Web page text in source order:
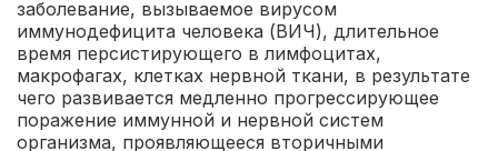
заболевание, вызываемое вирусом
иммунодефицита человека (ВИЧ), длительное
время персистирующего в лимфоцитах,
макрофагах, клетках нервной ткани, в результате
чего развивается медленно прогрессирующее
поражение иммунной и нервной систем
организма, проявляющееся вторичными